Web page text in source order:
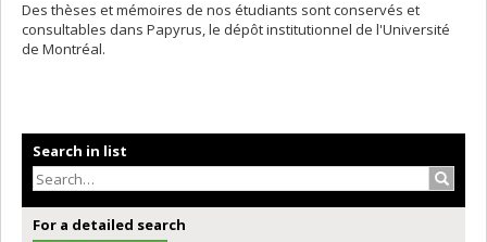
Des thèses et mémoires de nos étudiants sont conservés et
consultables dans Papyrus, le dépôt institutionnel de l'Université
de Montréal.
Search in list
For a detailed search